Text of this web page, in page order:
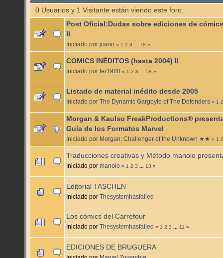
0 Usuarios y 1 Visitante están viendo este foro.
Post Oficial:Dudas sobre ediciones de
Iniciado por jcano « 1 2 3 ... 78 »
COMICS INÉDITOS (hasta 2004) II
Iniciado por fer1980 « 1 2 3 ... 58 »
Listado de material inédito desde 2005
Iniciado por The Dynamic Gargoyle of The Defenders « 1 2
Morgan & Kaulso FreakProductions®
Guía de los Formatos Marvel
Iniciado por Morgan: Challenger of the Unknown ★★ « 1 2
Traducciones creativas y Método manolo
Iniciado por manolo « 1 2 3 ... 13 »
Editorial TASCHEN
Iniciado por Thesystemhasfailed
Los cómics del Carrefour
Iniciado por Thesystemhasfailed « 1 2 3 ... 11 »
EDICIONES DE BRUGUERA